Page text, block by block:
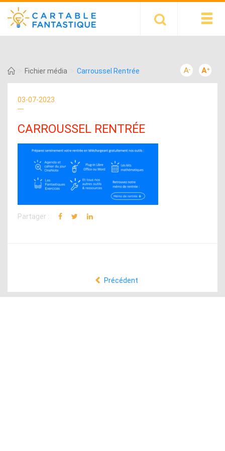
Fichier média Carroussel Rentrée
03-07-2023
CARROUSSEL RENTRÉE
Partager :
Précédent